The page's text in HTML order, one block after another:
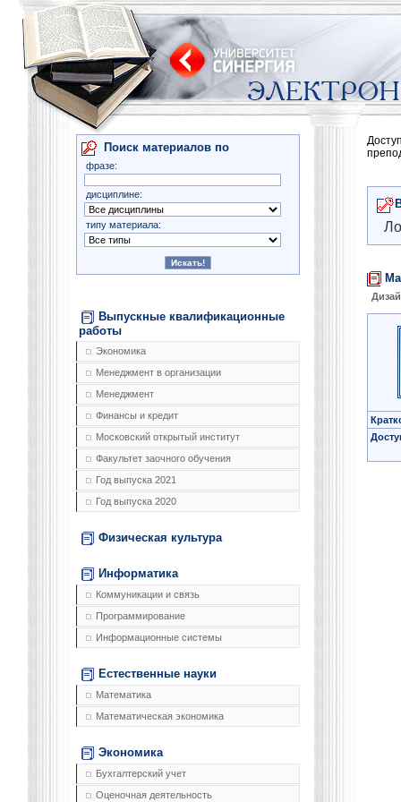
Поиск материалов по
фразе:
дисциплине:
типу материала:
Выпускные квалификационные
работы
Экономика
Менеджмент в организации
Менеджмент
Финансы и кредит
Московский открытый институт
Факультет заочного обучения
Год выпуска 2021
Год выпуска 2020
Физическая культура
Информатика
Коммуникации и связь
Программирование
Информационные системы
Естественные науки
Математика
Математическая экономика
Экономика
Бухгалтерский учет
Оценочная деятельность